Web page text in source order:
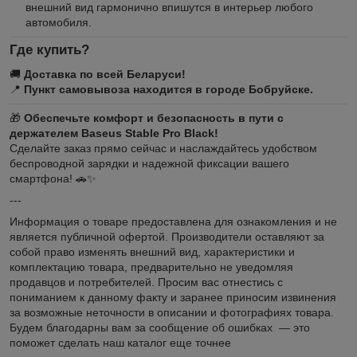
внешний вид гармонично впишутся в интерьер любого
автомобиля.
Где купить?
🚚 Доставка по всей Беларуси!
📍 Пункт самовывоза находится в городе Бобруйске.
🎁 Обеспечьте комфорт и безопасность в пути с
держателем Baseus Stable Pro Black!
Сделайте заказ прямо сейчас и наслаждайтесь удобством
беспроводной зарядки и надежной фиксации вашего
смартфона! 🚗✨
---
Информация о товаре предоставлена для ознакомления и не
является публичной офертой. Производители оставляют за
собой право изменять внешний вид, характеристики и
комплектацию товара, предварительно не уведомляя
продавцов и потребителей. Просим вас отнестись с
пониманием к данному факту и заранее приносим извинения
за возможные неточности в описании и фотографиях товара.
Будем благодарны вам за сообщение об ошибках — это
поможет сделать наш каталог еще точнее